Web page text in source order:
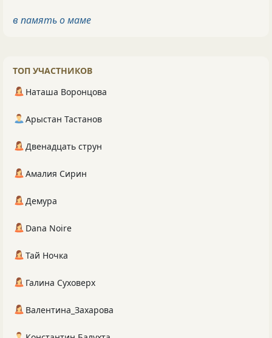
в память о маме
ТОП УЧАСТНИКОВ
Наташа Воронцова
Арыстан Тастанов
Двенадцать струн
Амалия Сирин
Демура
Dana Noire
Тай Ночка
Галина Суховерх
Валентина_Захарова